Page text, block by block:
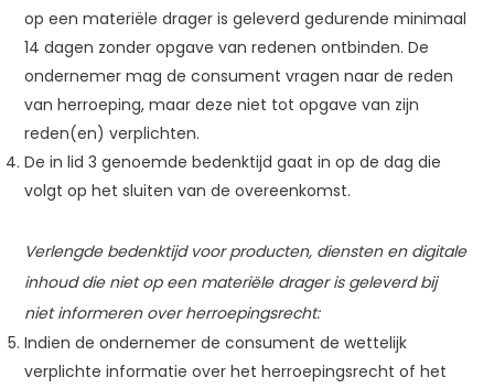
op een materiële drager is geleverd gedurende minimaal
14 dagen zonder opgave van redenen ontbinden. De
ondernemer mag de consument vragen naar de reden
van herroeping, maar deze niet tot opgave van zijn
reden(en) verplichten.
De in lid 3 genoemde bedenktijd gaat in op de dag die
volgt op het sluiten van de overeenkomst.
Verlengde bedenktijd voor producten, diensten en digitale
inhoud die niet op een materiële drager is geleverd bij
niet informeren over herroepingsrecht:
Indien de ondernemer de consument de wettelijk
verplichte informatie over het herroepingsrecht of het